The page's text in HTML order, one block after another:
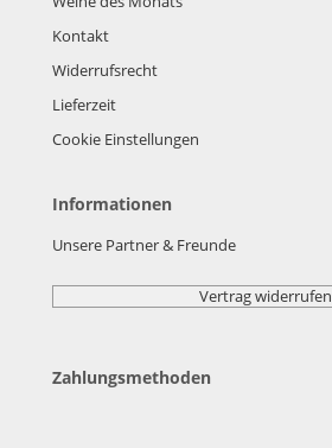
Kontakt
Widerrufsrecht
Lieferzeit
Cookie Einstellungen
Informationen
Unsere Partner & Freunde
Vertrag widerrufen
Zahlungsmethoden